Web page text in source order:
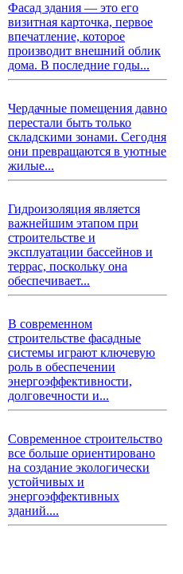
Фасад здания — это его
визитная карточка, первое
впечатление, которое
производит внешний облик
дома. В последние годы...
Чердачные помещения давно
перестали быть только
складскими зонами. Сегодня
они превращаются в уютные
жилые...
Гидроизоляция является
важнейшим этапом при
строительстве и
эксплуатации бассейнов и
террас, поскольку она
обеспечивает...
В современном
строительстве фасадные
системы играют ключевую
роль в обеспечении
энергоэффективности,
долговечности и...
Современное строительство
все больше ориентировано
на создание экологически
устойчивых и
энергоэффективных
зданий....